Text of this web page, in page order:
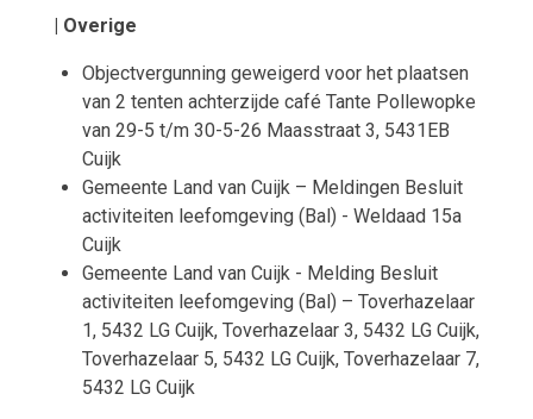
| Overige
Objectvergunning geweigerd voor het plaatsen
van 2 tenten achterzijde café Tante Pollewopke
van 29-5 t/m 30-5-26 Maasstraat 3, 5431EB
Cuijk
Gemeente Land van Cuijk – Meldingen Besluit
activiteiten leefomgeving (Bal) - Weldaad 15a
Cuijk
Gemeente Land van Cuijk - Melding Besluit
activiteiten leefomgeving (Bal) – Toverhazelaar
1, 5432 LG Cuijk, Toverhazelaar 3, 5432 LG Cuijk,
Toverhazelaar 5, 5432 LG Cuijk, Toverhazelaar 7,
5432 LG Cuijk